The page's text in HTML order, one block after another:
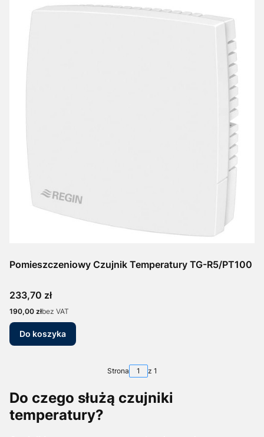
Pomieszczeniowy Czujnik Temperatury TG-R5/PT100
Cena
233,70 zł
Cena
190,00 złbez VAT
Do koszyka
Strona z 1
Do czego służą czujniki
temperatury?